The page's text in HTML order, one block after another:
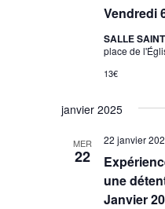
Vendredi
SALLE
place de
13€
janvier 2025
MER
22
une
Janvier
22 janvier